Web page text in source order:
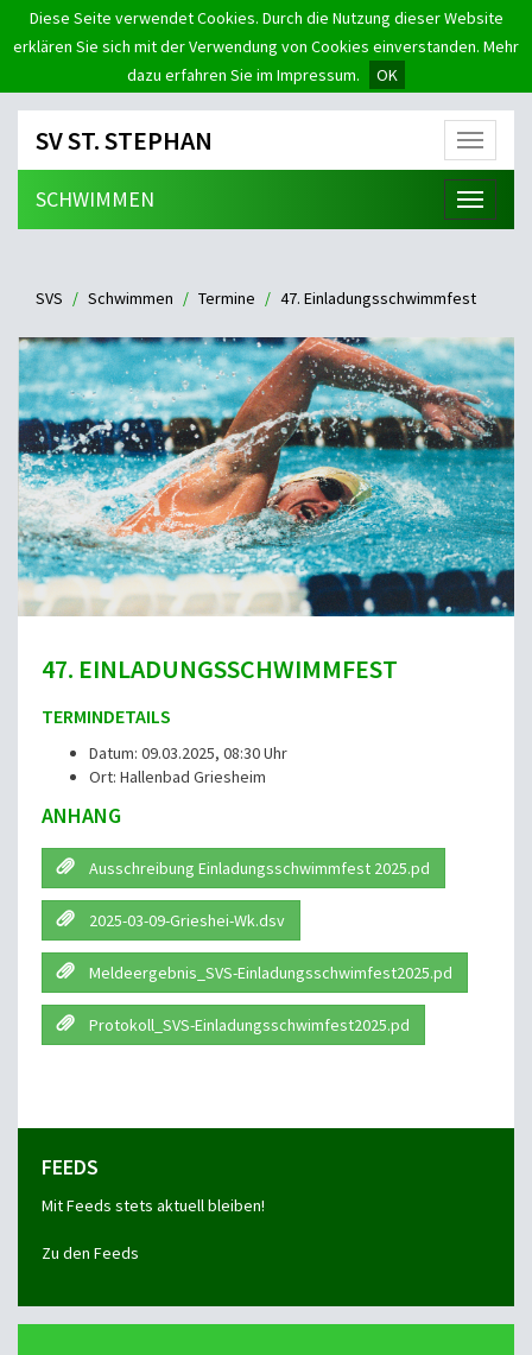
Diese Seite verwendet Cookies. Durch die Nutzung dieser Website
erklären Sie sich mit der Verwendung von Cookies einverstanden. Mehr
dazu erfahren Sie im Impressum.
OK
Menü
SV ST. STEPHAN
Menü
SCHWIMMEN
SVS Schwimmen Termine 47. Einladungsschwimmfest
47. EINLADUNGSSCHWIMMFEST
TERMINDETAILS
Datum: 09.03.2025, 08:30 Uhr
Ort: Hallenbad Griesheim
ANHANG
Ausschreibung Einladungsschwimmfest 2025.pd
2025-03-09-Grieshei-Wk.dsv
Meldeergebnis_SVS-Einladungsschwimfest2025.pd
Protokoll_SVS-Einladungsschwimfest2025.pd
FEEDS
Mit Feeds stets aktuell bleiben!
Zu den Feeds